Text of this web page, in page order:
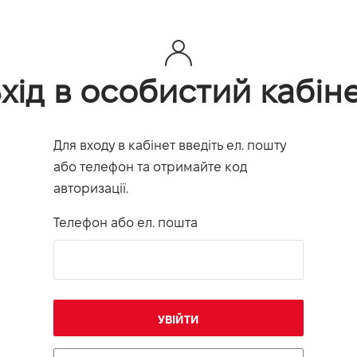
в особистий
Для входу в кабінет введіть ел. пошту
або телефон та отримайте код
авторизації.
Телефон або ел. пошта
УВІЙТИ